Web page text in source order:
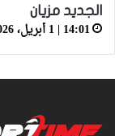
الجديد مزيان
14:01 | 1 أبريل، 2026